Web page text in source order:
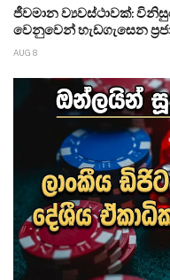
ජීවමාන ව්‍යවස්ථාවක්:
වෙනුවෙන් හැඩගැසෙන
AUG 8